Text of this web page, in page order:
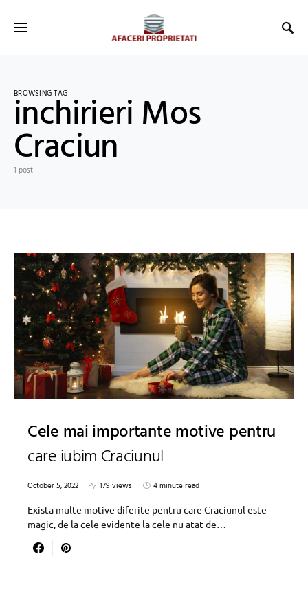
BROWSING TAG
inchirieri Mos
Craciun
1 post
Cele mai importante motive pentru
care iubim Craciunul
October 5, 2022 179 views
4 minute read
Exista multe motive diferite pentru care Craciunul este
magic, de la cele evidente la cele nu atat de…